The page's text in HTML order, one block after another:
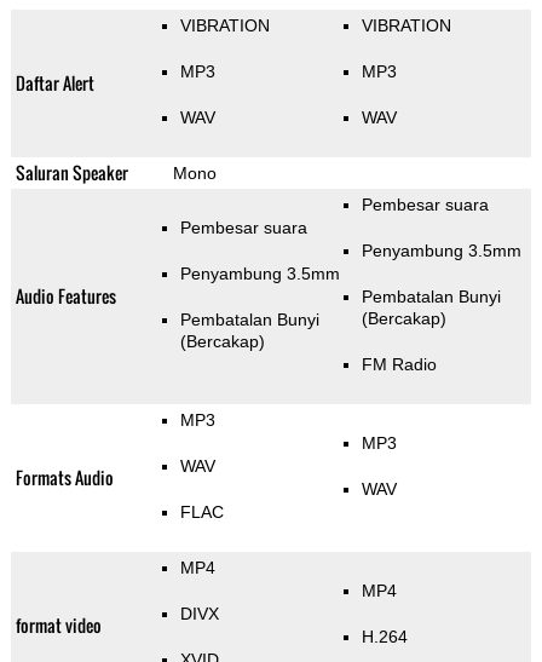
Daftar Alert
VIBRATION
MP3
WAV
VIBRATION
MP3
WAV
Saluran Speaker Mono
Audio Features
Pembesar suara
Penyambung 3.5mm
Pembatalan Bunyi
(Bercakap)
Pembesar suara
Penyambung 3.5mm
Pembatalan Bunyi
(Bercakap)
FM Radio
Formats Audio
MP3
WAV
FLAC
MP3
WAV
format video
MP4
DIVX
MP4
H.264